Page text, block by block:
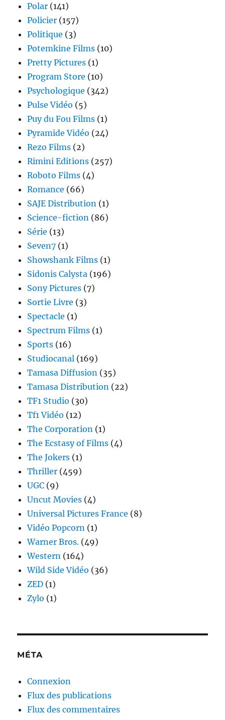
Polar (141)
Policier (157)
Politique (3)
Potemkine Films (10)
Pretty Pictures (1)
Program Store (10)
Psychologique (342)
Pulse Vidéo (5)
Puy du Fou Films (1)
Pyramide Vidéo (24)
Rezo Films (2)
Rimini Editions (257)
Roboto Films (4)
Romance (66)
SAJE Distribution (1)
Science-fiction (86)
Série (13)
Seven7 (1)
Showshank Films (1)
Sidonis Calysta (196)
Sony Pictures (7)
Sortie Livre (3)
Spectacle (1)
Spectrum Films (1)
Sports (16)
Studiocanal (169)
Tamasa Diffusion (35)
Tamasa Distribution (22)
TF1 Studio (30)
Tf1 Vidéo (12)
The Corporation (1)
The Ecstasy of Films (4)
The Jokers (1)
Thriller (459)
UGC (9)
Uncut Movies (4)
Universal Pictures France (8)
Vidéo Popcorn (1)
Warner Bros. (49)
Western (164)
Wild Side Vidéo (36)
ZED (1)
Zylo (1)
MÉTA
Connexion
Flux des publications
Flux des commentaires